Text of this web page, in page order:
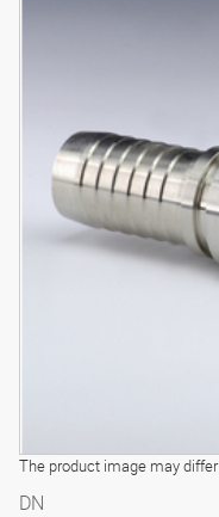
The product image may differ
DN